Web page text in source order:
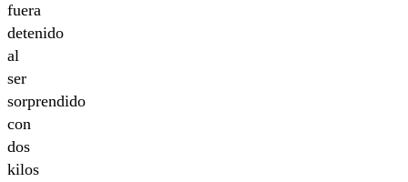
fuera
detenido
al
ser
sorprendido
con
dos
kilos